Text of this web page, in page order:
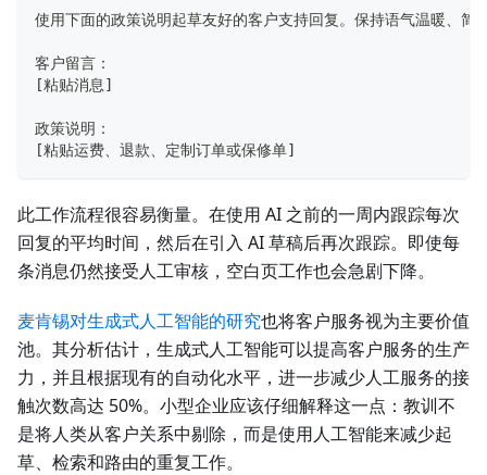
使用下面的政策说明起草友好的客户支持回复。保持语气温暖、
客户留言：
[粘贴消息]
政策说明：
[粘贴运费、退款、定制订单或保修单]
此工作流程很容易衡量。在使用 AI 之前的一周内跟踪每次
回复的平均时间，然后在引入 AI 草稿后再次跟踪。即使每
条消息仍然接受人工审核，空白页工作也会急剧下降。
麦肯锡对生成式人工智能的研究也将客户服务视为主要价值
池。其分析估计，生成式人工智能可以提高客户服务的生产
力，并且根据现有的自动化水平，进一步减少人工服务的接
触次数高达 50%。小型企业应该仔细解释这一点：教训不
是将人类从客户关系中剔除，而是使用人工智能来减少起
草、检索和路由的重复工作。